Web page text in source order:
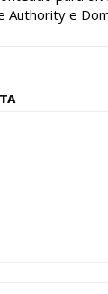
Authority e